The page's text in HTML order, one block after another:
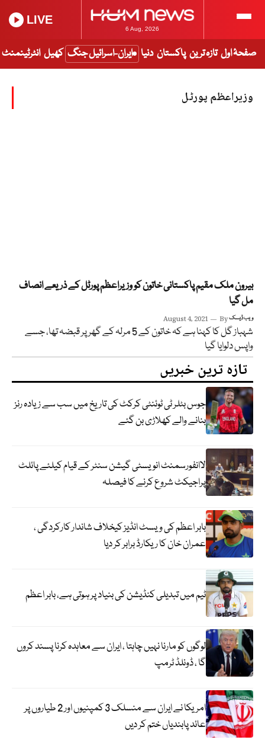
6 Aug, 2026
LIVE
صفحۂ اول تازہ ترین پاکستان دنیا ایران-اسرائیل جنگ کھیل انٹرٹینمنٹ
وزیراعظم پورٹل
بیرون ملک مقیم پاکستانی خاتون کو وزیراعظم پورٹل کے ذریعے انصاف
مل گیا
August 4, 2021 Byویب ڈیسک
شہباز گل کا کہنا ہے کہ خاتون کے 5 مرلہ کے گھر پر قبضہ تھا، جسے
واپس دلوایا گیا
تازہ ترین خبریں
جوس بٹلر ٹی ٹوئنٹی کرکٹ کی تاریخ میں سب سے زیادہ رنز
بنانے والے کھلاڑی بن گئے
لاانفورسمنٹ انویسٹی گیشن سنٹر کے قیام کیلئے پائلٹ
پراجیکٹ شروع کرنے کا فیصلہ
بابر اعظم کی ویسٹ انڈیز کیخلاف شاندار کارکردگی ،
عمران خان کا ریکارڈ برابر کر دیا
ٹیم میں تبدیلی کنڈیشن کی بنیاد پر ہوتی ہے، بابر اعظم
لوگوں کو مارنا نہیں چاہتا ، ایران سے معاہدہ کرنا پسند کروں
گا ، ڈونلڈ ٹرمپ
امریکا نے ایران سے منسلک 3 کمپنیوں اور 2 طیاروں پر
عائد پابندیاں ختم کر دیں